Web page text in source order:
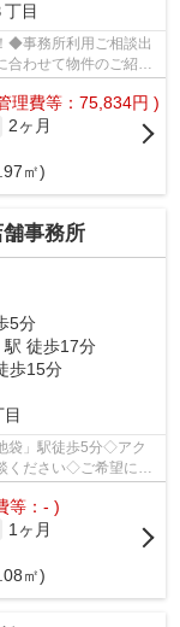
丁目
◆事務所利用ご相談出
わせて物件のご紹介
理費等：75,834円 )
2ヶ月
㎡)
事務所
5分
駅 徒歩17分
歩15分
目
袋」駅徒歩5分◇アク
ださい◇ご希望に合
等：- )
1ヶ月
㎡)